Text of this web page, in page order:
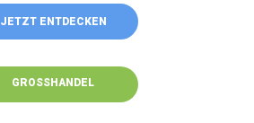
JETZT ENTDECKEN
GROSSHANDEL